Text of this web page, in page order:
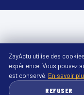
ZayActu utilise des
expérience. Vous pouvez
est conservé. En savoir
REFUSER